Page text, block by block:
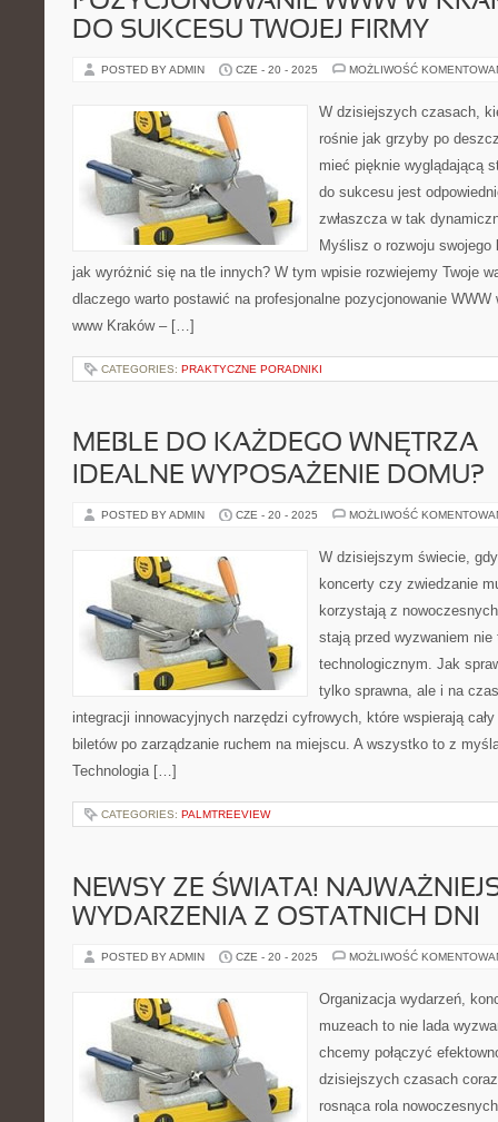
DO SUKCESU TWOJEJ FIRMY
POSTED BY ADMIN CZE - 20 - 2025 MOŻLIWOŚĆ
W dzisiejszych czasach,
rośnie jak grzyby po
mieć pięknie wyglądającą
do sukcesu jest
zwłaszcza w tak
Myślisz o rozwoju
jak wyróżnić się na tle innych? W tym wpisie rozwiejemy Twoje
dlaczego warto postawić na profesjonalne pozycjonowanie
www Kraków – […]
CATEGORIES: PRAKTYCZNE PORADNIKI
MEBLE DO KAŻDEGO WNĘTRZA
IDEALNE WYPOSAŻENIE DOMU?
POSTED BY ADMIN CZE - 20 - 2025 MOŻLIWOŚĆ
W dzisiejszym świecie,
koncerty czy zwiedzanie
korzystają z
stają przed wyzwaniem
technologicznym. Jak
tylko sprawna, ale i na
integracji innowacyjnych narzędzi cyfrowych, które wspierają
biletów po zarządzanie ruchem na miejscu. A wszystko to z
Technologia […]
CATEGORIES: PALMTREEVIEW
NEWSY ZE ŚWIATA!
WYDARZENIA Z OSTATNICH DNI
POSTED BY ADMIN CZE - 20 - 2025 MOŻLIWOŚĆ
Organizacja wydarzeń,
muzeach to nie lada
chcemy połączyć
dzisiejszych czasach
rosnąca rola